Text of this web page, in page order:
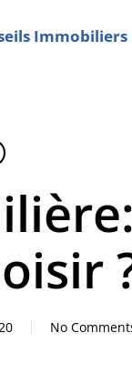
Immobiliers
No